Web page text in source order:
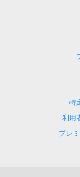
特
利用
プレ